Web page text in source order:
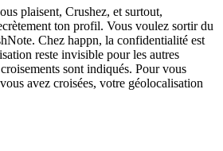
plaisent, Crushez, et surtout,
ton profil. Vous voulez sortir du
Chez happn, la confidentialité est
reste invisible pour les autres
sont indiqués. Pour vous
avez croisées, votre géolocalisation